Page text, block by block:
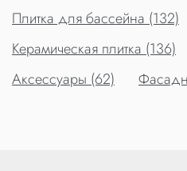
Плитка для бассейна (132)
Керамическая плитка (136)
Аксессуары (62)